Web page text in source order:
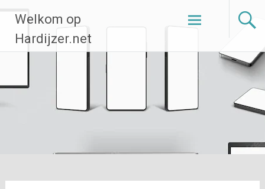
naar
inhoud
Welkom op
Hardijzer.net